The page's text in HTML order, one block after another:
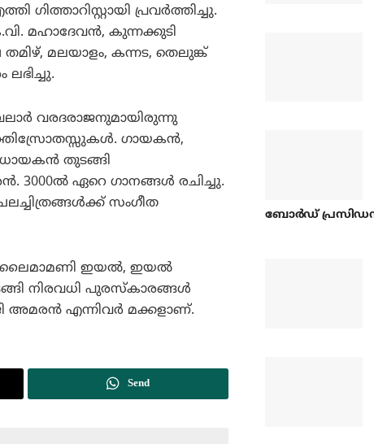
പ്രവര്‍ത്തിച്ചു.
മഹാദേവന്‍, കുന്നക്കുടി
മലയാളം, കന്നട, തെലുങ്ക്
വരദരാജനുമായിരുന്നു
ഗായകന്‍,
തുടങ്ങി
3000ല്‍ ഏറെ ഗാനങ്ങള്‍ രചിച്ചു.
സംഗീത
കലൈമാമണി ഇയല്‍, ഇയല്‍
നിരവധി പുരസ്‌കാരങ്ങള്‍
അമരന്‍ എന്നിവര്‍ മക്കളാണ്.
Send
ബോര്‍ഡ്